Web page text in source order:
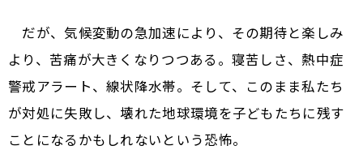
だが、気候変動の急加速により、その期待と楽しみ
より、苦痛が大きくなりつつある。寝苦しさ、熱中症
警戒アラート、線状降水帯。そして、このまま私たち
が対処に失敗し、壊れた地球環境を子どもたちに残す
ことになるかもしれないという恐怖。